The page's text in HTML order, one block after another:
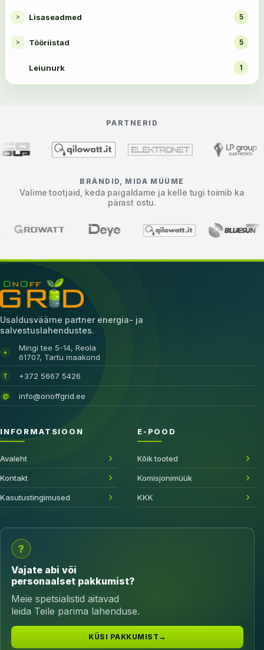
> Lisaseadmed 5
> Tööriistad 5
Leiunurk 1
PARTNERID
BRÄNDID, MIDA MÜÜME
Valime tootjaid, keda paigaldame ja kelle tugi toimib ka
pärast ostu.
Usaldusväärne partner energia- ja
salvestuslahendustes.
⌖
Mingi tee 5-14, Reola
61707, Tartu maakond
T +372 5667 5426
@ info@onoffgrid.ee
INFORMATSIOON
Avaleht
Kontakt
Kasutustingimused
E-POOD
Kõik tooted
Komisjonimüük
KKK
?
Vajate abi või
personaalset pakkumist?
Meie spetsialistid aitavad
leida Teile parima lahenduse.
KÜSI PAKKUMIST →